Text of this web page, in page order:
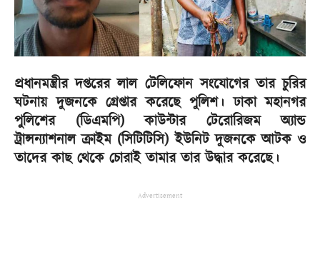
প্রধানমন্ত্রীর দপ্তরের লাল টেলিফোন সংযোগের তার চুরির
ঘটনায় দুজনকে গ্রেপ্তার করেছে পুলিশ। ঢাকা মহানগর
পুলিশের (ডিএমপি) কাউন্টার টেরোরিজম অ্যান্ড
ট্রান্সন্যাশনাল ক্রাইম (সিটিটিসি) ইউনিট দুজনকে আটক ও
তাদের কাছ থেকে চোরাই তামার তার উদ্ধার করেছে।
Advertisement